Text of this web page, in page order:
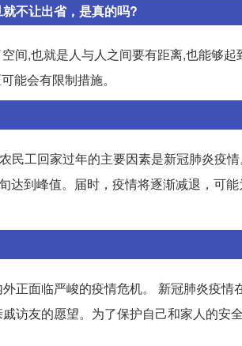
不让出省，是真的吗?
间,也就是人与人之间要有距离,也能够
能会有限制措施。
民工回家过年的主要因素是新冠肺炎疫
到峰值。届时，疫情将逐渐减退，可
正面临严峻的疫情危机。 新冠肺炎疫
访友的愿望。为了保护自己和家人的安